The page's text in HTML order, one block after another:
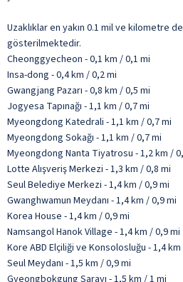
Uzaklıklar en yakın 0.1 mil ve kilometre
gösterilmektedir.
Cheonggyecheon - 0,1 km / 0,1 mi
Insa-dong - 0,4 km / 0,2 mi
Gwangjang Pazarı - 0,8 km / 0,5 mi
Jogyesa Tapınağı - 1,1 km / 0,7 mi
Myeongdong Katedrali - 1,1 km / 0,7 mi
Myeongdong Sokağı - 1,1 km / 0,7 mi
Myeongdong Nanta Tiyatrosu - 1,2 km /
Lotte Alışveriş Merkezi - 1,3 km / 0,8 mi
Seul Belediye Merkezi - 1,4 km / 0,9 mi
Gwanghwamun Meydanı - 1,4 km / 0,9 mi
Korea House - 1,4 km / 0,9 mi
Namsangol Hanok Village - 1,4 km / 0,9 mi
Kore ABD Elçiliği ve Konsolosluğu - 1,4
Seul Meydanı - 1,5 km / 0,9 mi
Gyeongbokgung Sarayı - 1,5 km / 1 mi